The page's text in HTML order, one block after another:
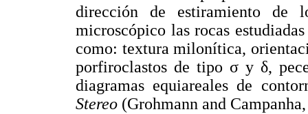
dirección de estiramiento de
microscópico las rocas
como: textura milonítica,
porfiroclastos de tipo σ y δ,
diagramas equiareales de
Stereo (Grohmann and